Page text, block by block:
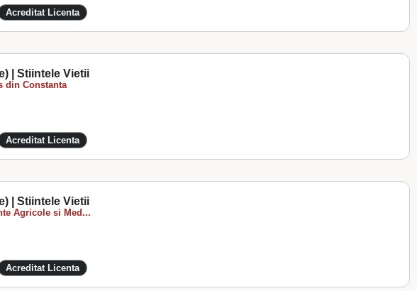
Acreditat Licenta
| Stiintele Vietii
din Constanta
Acreditat Licenta
| Stiintele Vietii
Agricole si Med...
Acreditat Licenta